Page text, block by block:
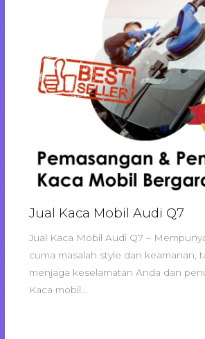
Jual Kaca Mobil Audi Q7
Jual Kaca Mobil Audi Q7 –
cuma masalah style dan keamanan,
menjaga keselamatan Anda dan
Kaca mobil…